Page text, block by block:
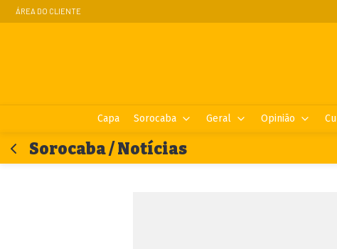
ÁREA DO CLIENTE
Capa Sorocaba Geral Opinião
Sorocaba / Notícias